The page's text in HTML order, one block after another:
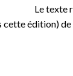
Le texte
édition)